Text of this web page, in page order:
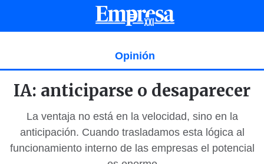
Opinión
IA: anticiparse o desaparecer
La ventaja no está en la velocidad, sino en la
anticipación. Cuando trasladamos esta lógica al
funcionamiento interno de las empresas el potencial